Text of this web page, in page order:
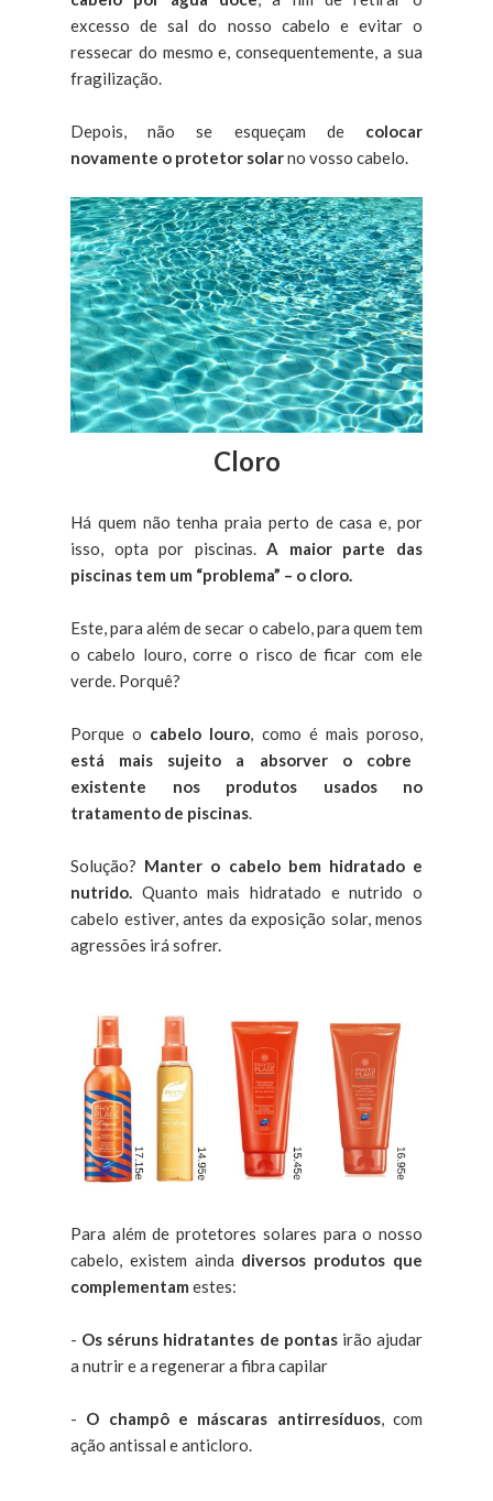
excesso de sal do nosso cabelo e evitar o
ressecar do mesmo e, consequentemente, a sua
fragilização.
Depois, não se esqueçam decolocar
novamente o protetor solarno vosso cabelo.
Cloro
Há quem não tenha praia perto de casa e, por
isso, opta por piscinas. A maior parte das
piscinas tem um “problema” – o cloro.
Este, para além de secar o cabelo, para quem tem
o cabelo louro, corre o risco de ficar com ele
verde. Porquê?
Porque o cabelo louro , como é mais poroso,
está mais sujeito a absorver o cobre
existente nos produtos usados no
tratamento de piscinas
Solução? Manter o cabelo bem hidratado e
nutrido.
Quanto mais hidratado e nutrido o
cabelo estiver, antes da exposição solar, menos
agressões irá sofrer.
Para além de protetores solares para o nosso
cabelo, existem ainda diversos produtos que
complementam estes:
- Os séruns hidratantes de pontasirão ajudar
a nutrir e a regenerar a fibra capilar
- O champô e máscaras antirresíduos, com
ação antissal e anticloro.